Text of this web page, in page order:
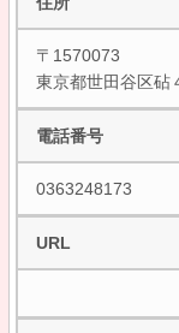
〒1570073
東京都世田谷区砧
電話番号
0363248173
URL